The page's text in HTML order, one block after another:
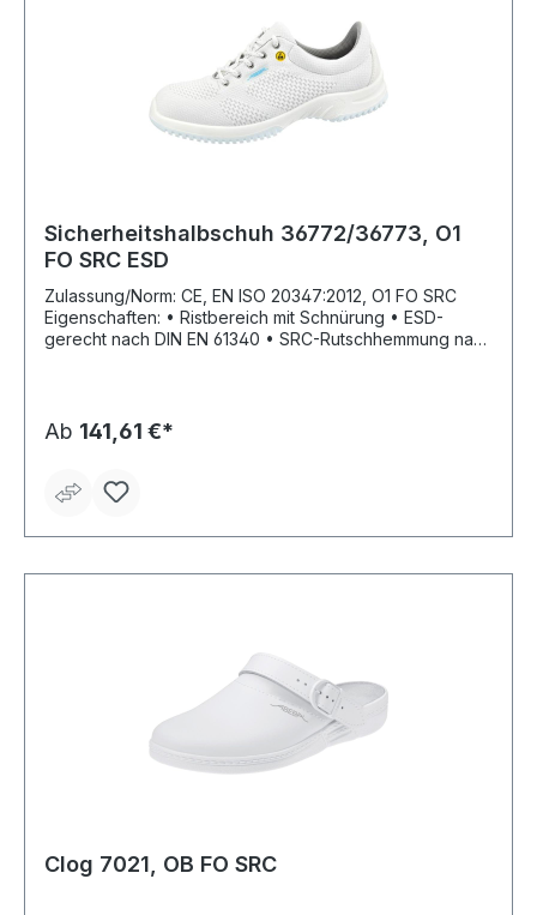
Sicherheitshalbschuh 36772/36773, O1
FO SRC ESD
Zulassung/Norm: CE, EN ISO 20347:2012, O1 FO SRC
Eigenschaften: • Ristbereich mit Schnürung • ESD-
gerecht nach DIN EN 61340 • SRC-Rutschhemmung nach
Zwischensohle, auswechselbare Active Comfort
Einlegesohle Sohle: TPU-Laufsohle, rutschhemmend
Ab 141,61 €*
Clog 7021, OB FO SRC